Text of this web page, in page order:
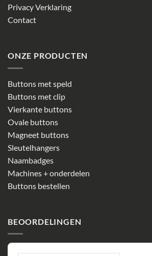
Privacy Verklaring
Contact
ONZE PRODUCTEN
Buttons met speld
Buttons met clip
Vierkante buttons
Ovale buttons
Magneet buttons
Sleutelhangers
Naambadges
Machines + onderdelen
Buttons bestellen
BEOORDELINGEN